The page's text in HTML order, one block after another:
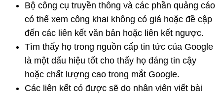
Bộ công cụ truyền thông và các phần quảng cáo
có thể xem công khai không có giá hoặc đề cập
đến các liên kết văn bản hoặc liên kết ngược.
Tìm thấy họ trong nguồn cấp tin tức của Google
là một dấu hiệu tốt cho thấy họ đáng tin cậy
hoặc chất lượng cao trong mắt Google.
Các liên kết có được sẽ do nhân viên viết bài